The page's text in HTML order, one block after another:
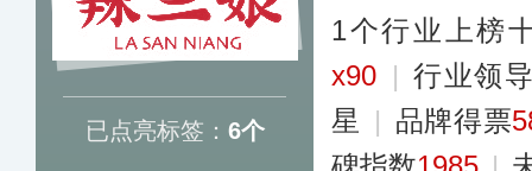
已点亮标签： 6个
1个行业上榜
x90 | 行业领
星
| 品牌得票